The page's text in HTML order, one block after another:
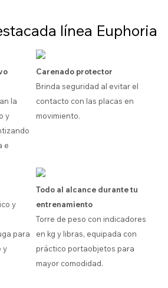
línea Euphoria
la
y
e
Carenado protector
Brinda seguridad al evitar el
contacto con las placas en
movimiento.
y
para
y
Todo al alcance durante tu
entrenamiento
Torre de peso con indicadores
en kg y libras, equipada con
práctico portaobjetos para
mayor comodidad.